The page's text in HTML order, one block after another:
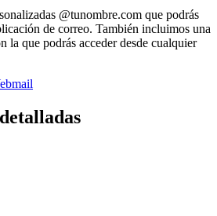
@tunombre.com que podrás
de correo. También incluimos una
la que podrás acceder desde cualquier